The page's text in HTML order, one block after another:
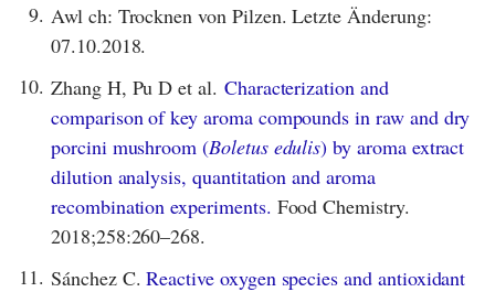
9. Awl ch: Trocknen von Pilzen. Letzte Änderung:
07.10.2018.
10. Zhang H, Pu D et al. Characterization and
comparison of key aroma compounds in raw and dry
porcini mushroom (Boletus edulis) by aroma extract
dilution analysis, quantitation and aroma
recombination experiments. Food Chemistry.
2018;258:260–268.
11. Sánchez C.Reactive oxygen species and antioxidant